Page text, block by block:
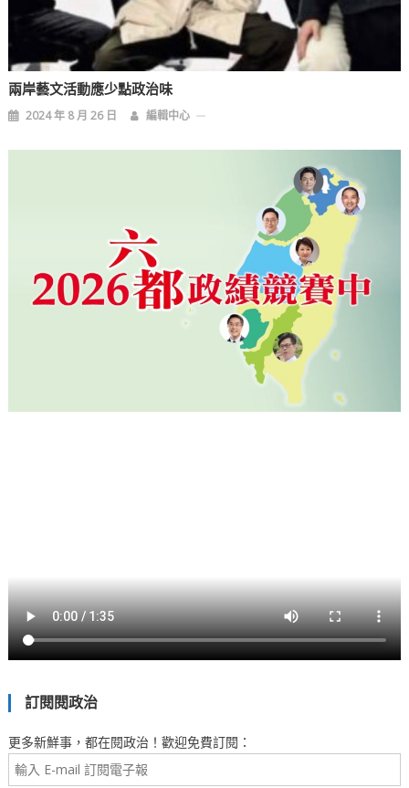
兩岸藝文活動應少點政治味
2024 年 8 月 26 日 編輯中心
訂閱閱政治
更多新鮮事，都在閱政治！歡迎免費訂閱：